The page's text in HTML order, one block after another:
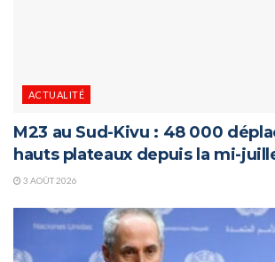
ACTUALITÉ
M23 au Sud-Kivu : 48 000
hauts plateaux depuis la mi-
3 AOÛT 2026